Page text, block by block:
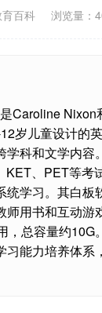
百科 浏览量：
Caroline Nixon
岁儿童设计的
学科和文学内容
KET、PET等考
统学习。其白板
师用书和互动游
，总容量约10G
习能力培养体系